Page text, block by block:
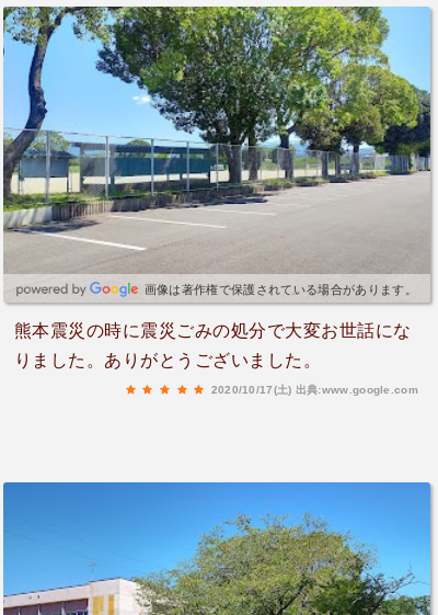
画像は著作権で保護されている場合があります。
熊本震災の時に震災ごみの処分で大変お世話にな
りました。ありがとうございました。
2020/10/17(土) 出典:www.google.com